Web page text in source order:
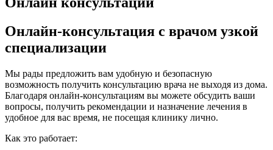
Онлайн-консультация с врачом узкой
специализации
Мы рады предложить вам удобную и безопасную
возможность получить консультацию врача не выходя из дома.
Благодаря онлайн-консультациям вы можете обсудить ваши
вопросы, получить рекомендации и назначение лечения в
удобное для вас время, не посещая клинику лично.
Как это работает: